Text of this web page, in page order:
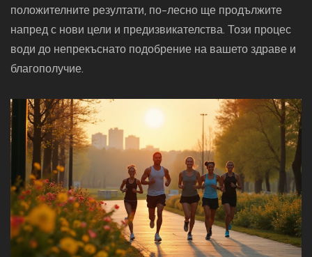
положителните резултати, по-лесно ще продължите
напред с нови цели и предизвикателства. Този процес
води до непрекъснато подобрение на вашето здраве и
благополучие.